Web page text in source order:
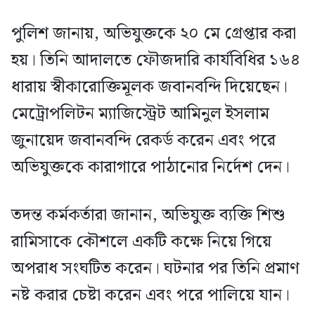
পুলিশ জানায়, অভিযুক্তকে ২০ মে গ্রেপ্তার করা
হয়। তিনি আদালতে ফৌজদারি কার্যবিধির ১৬৪
ধারায় স্বীকারোক্তিমূলক জবানবন্দি দিয়েছেন।
মেট্রোপলিটন ম্যাজিস্ট্রেট আমিনুল ইসলাম
জুনায়েদ জবানবন্দি রেকর্ড করেন এবং পরে
অভিযুক্তকে কারাগারে পাঠানোর নির্দেশ দেন।
তদন্ত কর্মকর্তারা জানান, অভিযুক্ত ব্যক্তি শিশু
রামিসাকে কৌশলে একটি কক্ষে নিয়ে গিয়ে
অপরাধ সংঘটিত করেন। ঘটনার পর তিনি প্রমাণ
নষ্ট করার চেষ্টা করেন এবং পরে পালিয়ে যান।